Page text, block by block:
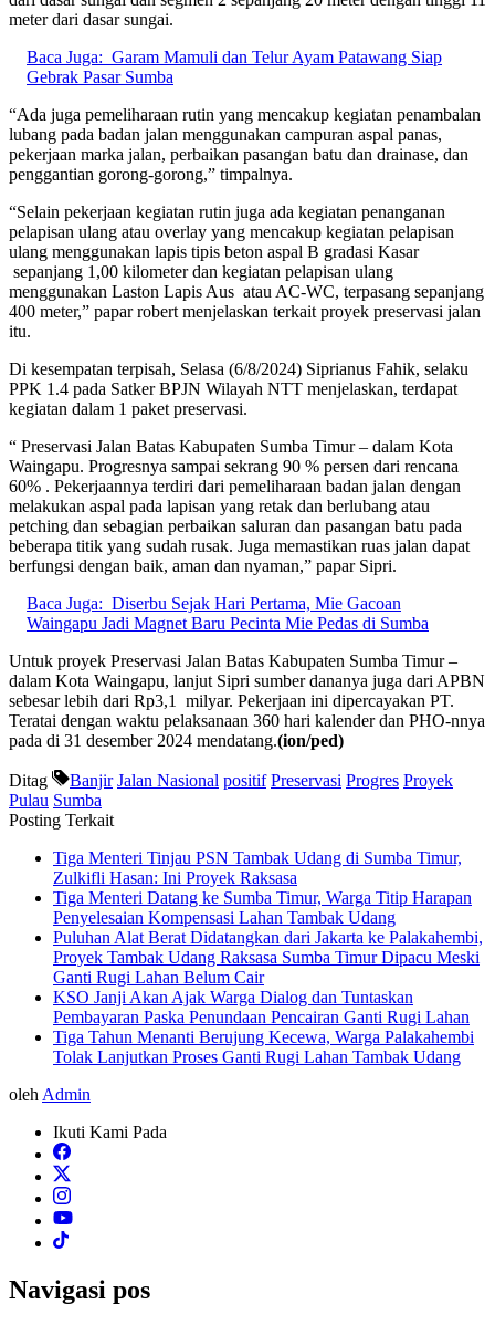
meter dari dasar sungai.
Baca Juga: Garam Mamuli dan Telur Ayam Patawang Siap
Gebrak Pasar Sumba
“Ada juga pemeliharaan rutin yang mencakup kegiatan penambalan
lubang pada badan jalan menggunakan campuran aspal panas,
pekerjaan marka jalan, perbaikan pasangan batu dan drainase, dan
penggantian gorong-gorong,” timpalnya.
“Selain pekerjaan kegiatan rutin juga ada kegiatan penanganan
pelapisan ulang atau overlay yang mencakup kegiatan pelapisan
ulang menggunakan lapis tipis beton aspal B gradasi Kasar
sepanjang 1,00 kilometer dan kegiatan pelapisan ulang
menggunakan Laston Lapis Aus atau AC-WC, terpasang sepanjang
400 meter,” papar robert menjelaskan terkait proyek preservasi jalan
itu.
Di kesempatan terpisah, Selasa (6/8/2024) Siprianus Fahik, selaku
PPK 1.4 pada Satker BPJN Wilayah NTT menjelaskan, terdapat
kegiatan dalam 1 paket preservasi.
“ Preservasi Jalan Batas Kabupaten Sumba Timur – dalam Kota
Waingapu. Progresnya sampai sekrang 90 % persen dari rencana
60% . Pekerjaannya terdiri dari pemeliharaan badan jalan dengan
melakukan aspal pada lapisan yang retak dan berlubang atau
petching dan sebagian perbaikan saluran dan pasangan batu pada
beberapa titik yang sudah rusak. Juga memastikan ruas jalan dapat
berfungsi dengan baik, aman dan nyaman,” papar Sipri.
Baca Juga: Diserbu Sejak Hari Pertama, Mie Gacoan
Waingapu Jadi Magnet Baru Pecinta Mie Pedas di Sumba
Untuk proyek Preservasi Jalan Batas Kabupaten Sumba Timur –
dalam Kota Waingapu, lanjut Sipri sumber dananya juga dari APBN
sebesar lebih dari Rp3,1 milyar. Pekerjaan ini dipercayakan PT.
Teratai dengan waktu pelaksanaan 360 hari kalender dan PHO-nnya
pada di 31 desember 2024 mendatang.(ion/ped)
Ditag Banjir Jalan Nasional positif Preservasi Progres Proyek
Pulau Sumba
Posting Terkait
Tiga Menteri Tinjau PSN Tambak Udang di Sumba Timur,
Zulkifli Hasan: Ini Proyek Raksasa
Tiga Menteri Datang ke Sumba Timur, Warga Titip Harapan
Penyelesaian Kompensasi Lahan Tambak Udang
Puluhan Alat Berat Didatangkan dari Jakarta ke Palakahembi,
Proyek Tambak Udang Raksasa Sumba Timur Dipacu Meski
Ganti Rugi Lahan Belum Cair
KSO Janji Akan Ajak Warga Dialog dan Tuntaskan
Pembayaran Paska Penundaan Pencairan Ganti Rugi Lahan
Tiga Tahun Menanti Berujung Kecewa, Warga Palakahembi
Tolak Lanjutkan Proses Ganti Rugi Lahan Tambak Udang
oleh Admin
Ikuti Kami Pada
Navigasi pos